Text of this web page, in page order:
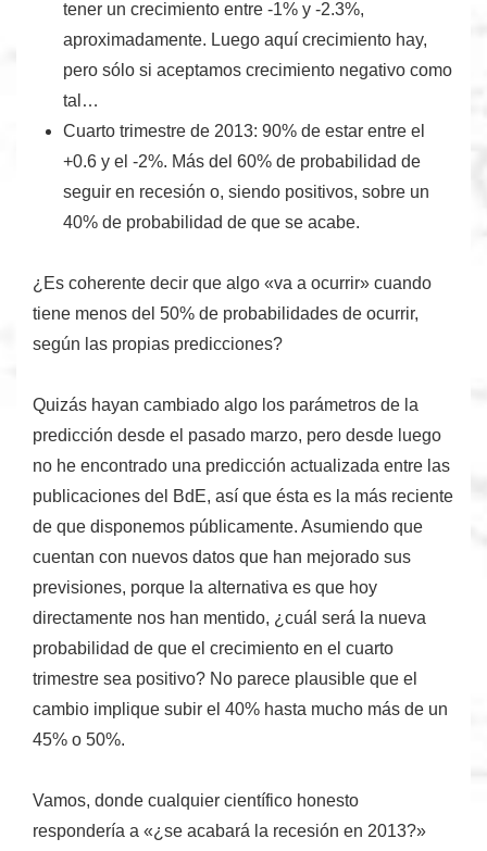
tener un crecimiento entre -1% y -2.3%,
aproximadamente. Luego aquí crecimiento hay,
pero sólo si aceptamos crecimiento negativo como
tal…
Cuarto trimestre de 2013: 90% de estar entre el
+0.6 y el -2%. Más del 60% de probabilidad de
seguir en recesión o, siendo positivos, sobre un
40% de probabilidad de que se acabe.
¿Es coherente decir que algo «va a ocurrir» cuando
tiene menos del 50% de probabilidades de ocurrir,
según las propias predicciones?
Quizás hayan cambiado algo los parámetros de la
predicción desde el pasado marzo, pero desde luego
no he encontrado una predicción actualizada entre las
publicaciones del BdE, así que ésta es la más reciente
de que disponemos públicamente. Asumiendo que
cuentan con nuevos datos que han mejorado sus
previsiones, porque la alternativa es que hoy
directamente nos han mentido, ¿cuál será la nueva
probabilidad de que el crecimiento en el cuarto
trimestre sea positivo? No parece plausible que el
cambio implique subir el 40% hasta mucho más de un
45% o 50%.
Vamos, donde cualquier científico honesto
respondería a «¿se acabará la recesión en 2013?»